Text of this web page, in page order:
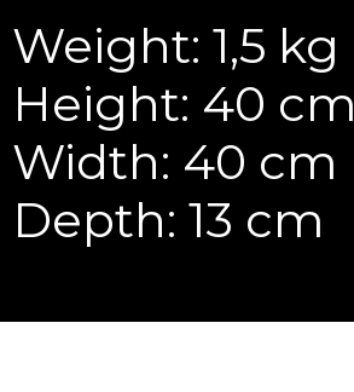
Weight: 1,5 kg
Height: 40 cm
Width: 40 cm
Depth: 13 cm